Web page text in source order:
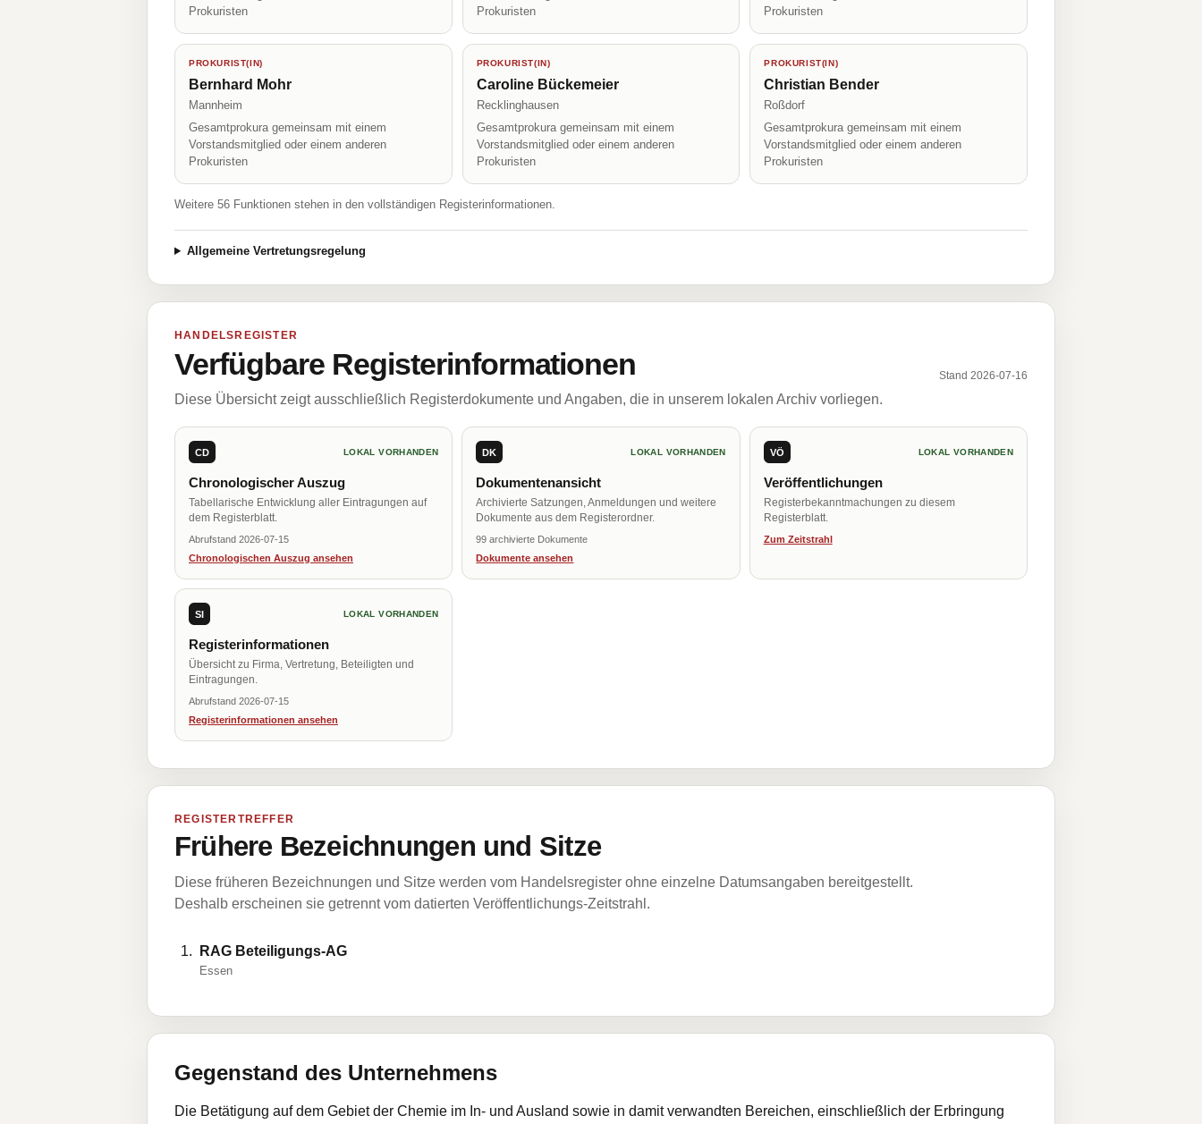
Prokuristen
Prokuristen
Prokuristen
PROKURIST(IN)
Bernhard Mohr
Mannheim
Gesamtprokura gemeinsam mit einem
Vorstandsmitglied oder einem anderen
Prokuristen
PROKURIST(IN)
Caroline Bückemeier
Recklinghausen
Gesamtprokura gemeinsam mit einem
Vorstandsmitglied oder einem anderen
Prokuristen
PROKURIST(IN)
Christian Bender
Roßdorf
Gesamtprokura gemeinsam mit einem
Vorstandsmitglied oder einem anderen
Prokuristen
Weitere 56 Funktionen stehen in den vollständigen Registerinformationen.
Allgemeine Vertretungsregelung
HANDELSREGISTER
Verfügbare Registerinformationen Stand 2026-07-16
Diese Übersicht zeigt ausschließlich Registerdokumente und Angaben, die in unserem lokalen Archiv vorliegen.
CD LOKAL VORHANDEN
Chronologischer Auszug
Tabellarische Entwicklung aller Eintragungen auf
dem Registerblatt.
Abrufstand 2026-07-15
Chronologischen Auszug ansehen
DK LOKAL VORHANDEN
Dokumentenansicht
Archivierte Satzungen, Anmeldungen und weitere
Dokumente aus dem Registerordner.
99 archivierte Dokumente
Dokumente ansehen
VÖ LOKAL VORHANDEN
Veröffentlichungen
Registerbekanntmachungen zu diesem
Registerblatt.
Zum Zeitstrahl
SI LOKAL VORHANDEN
Registerinformationen
Übersicht zu Firma, Vertretung, Beteiligten und
Eintragungen.
Abrufstand 2026-07-15
Registerinformationen ansehen
REGISTERTREFFER
Frühere Bezeichnungen und Sitze
Diese früheren Bezeichnungen und Sitze werden vom Handelsregister ohne einzelne Datumsangaben bereitgestellt.
Deshalb erscheinen sie getrennt vom datierten Veröffentlichungs-Zeitstrahl.
RAG Beteiligungs-AG
Essen
Gegenstand des Unternehmens
Die Betätigung auf dem Gebiet der Chemie im In- und Ausland sowie in damit verwandten Bereichen, einschließlich der Erbringung